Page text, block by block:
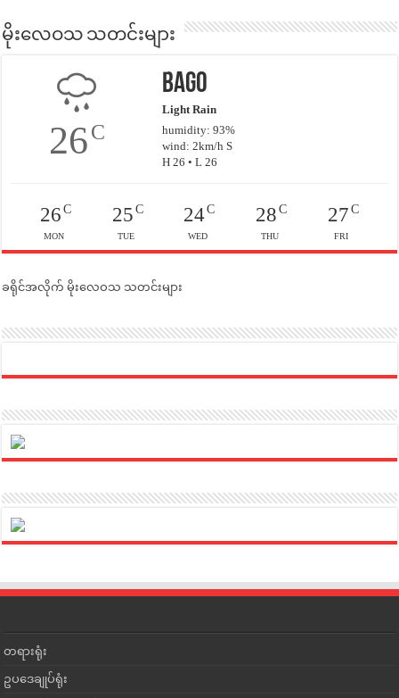
မိုးလေဝသ သတင်းများ
26C
Bago
Light Rain
humidity: 93%
wind: 2km/h S
H 26 • L 26
26C
MON
25C
TUE
24C
WED
28C
THU
27C
FRI
ခရိုင်အလိုက် မိုးလေဝသ သတင်းများ
တရားရုံး
ဥပဒေချုပ်ရုံး